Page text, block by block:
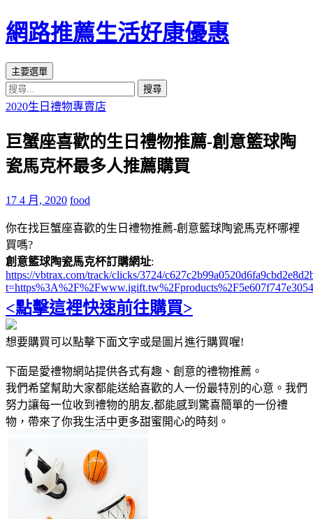
網路推薦生活好康優惠
搜
尋
主要選單
主
內
容
區
搜
尋
鍵
字:
2020生日禮物專賣店
巨蟹座喜歡的生日禮物推薦-創意籃球陶
瓷馬克杯最多人推薦購買
17 4 月, 2020 food
你在找巨蟹座喜歡的生日禮物推薦-創意籃球陶瓷馬克杯哪裡
買嗎?
創意籃球陶瓷馬克杯訂購網址:
https://vbtrax.com/track/clicks/3724/
<點擊這裡快速前往購買>
想要購買可以點擊下面文字或是圖片進行購買喔!
下面是愛禮物網站提供各式有趣、創意的禮物推薦。
我們希望幫助大家都能送給喜歡的人一份最特別的心意。我們
努力讓每一位收到禮物的朋友,都能感到驚喜簡單的一份禮
物，帶來了你我生活中更多甜蜜開心的時刻。